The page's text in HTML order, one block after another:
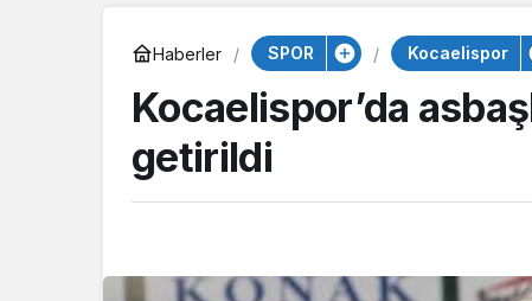
Haberler SPOR Kocaelispor
Kocaelispor’da
getirildi